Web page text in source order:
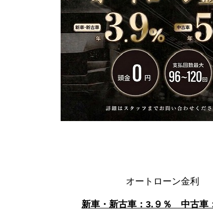
オートローン金利
新車・新古車：3.９％ 中古車